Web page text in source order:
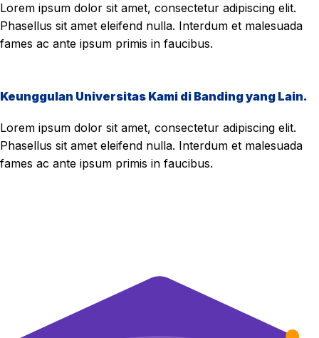
Lorem ipsum dolor sit amet, consectetur adipiscing elit.
Phasellus sit amet eleifend nulla. Interdum et malesuada
fames ac ante ipsum primis in faucibus.
Keunggulan Universitas Kami di Banding yang Lain.
Lorem ipsum dolor sit amet, consectetur adipiscing elit.
Phasellus sit amet eleifend nulla. Interdum et malesuada
fames ac ante ipsum primis in faucibus.